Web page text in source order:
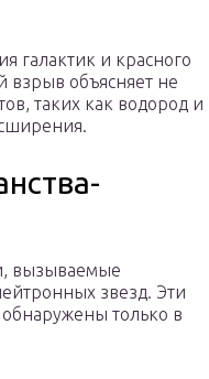
галактик и красного
взрыв объясняет не
таких как водород и
вызываемые
звезд. Эти
только в